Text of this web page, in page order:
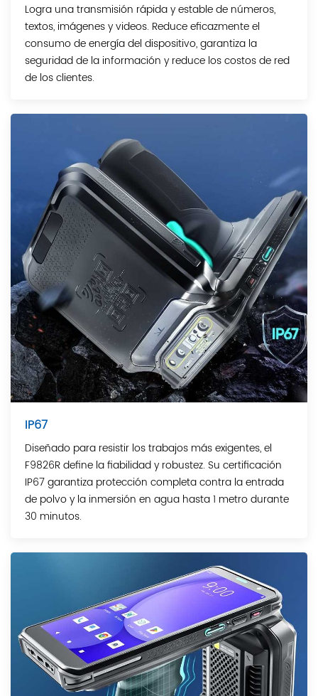
Logra una transmisión rápida y estable de números,
textos, imágenes y videos. Reduce eficazmente el
consumo de energía del dispositivo, garantiza la
seguridad de la información y reduce los costos de red
de los clientes.
IP67
Diseñado para resistir los trabajos más exigentes, el
F9826R define la fiabilidad y robustez. Su certificación
IP67 garantiza protección completa contra la entrada
de polvo y la inmersión en agua hasta 1 metro durante
30 minutos.